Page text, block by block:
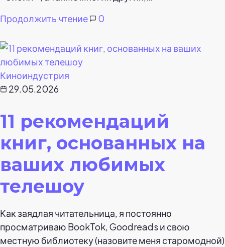
Продолжить чтение
0
Киноиндустрия
29.05.2026
11 рекомендаций
книг, основанных на
ваших любимых
телешоу
Как заядлая читательница, я постоянно
просматриваю BookTok, Goodreads и свою
местную библиотеку (назовите меня старомодной)